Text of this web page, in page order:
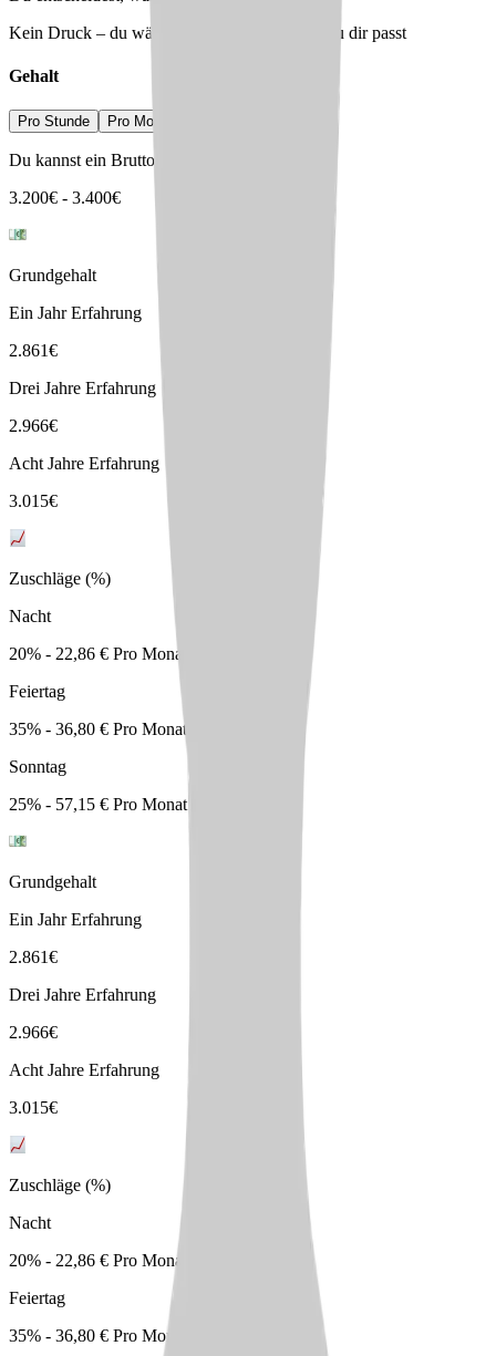
Kein Druck – du wählst den Arbeitgeber, der zu dir passt
Gehalt
Pro Stunde Pro Monat
Du kannst ein Bruttogehalt erwarten von
3.200€ - 3.400€
Grundgehalt
Ein Jahr Erfahrung
2.861€
Drei Jahre Erfahrung
2.966€
Acht Jahre Erfahrung
3.015€
Zuschläge (%)
Nacht
20% - 22,86 € Pro Monat
Feiertag
35% - 36,80 € Pro Monat
Sonntag
25% - 57,15 € Pro Monat
Grundgehalt
Ein Jahr Erfahrung
2.861€
Drei Jahre Erfahrung
2.966€
Acht Jahre Erfahrung
3.015€
Zuschläge (%)
Nacht
20% - 22,86 € Pro Monat
Feiertag
35% - 36,80 € Pro Monat